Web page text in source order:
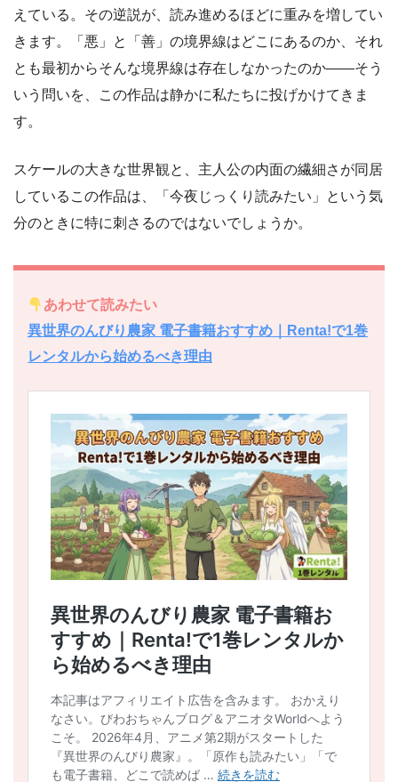
えている。その逆説が、読み進めるほどに重みを増してい
きます。「悪」と「善」の境界線はどこにあるのか、それ
とも最初からそんな境界線は存在しなかったのか――そう
いう問いを、この作品は静かに私たちに投げかけてきま
す。
スケールの大きな世界観と、主人公の内面の繊細さが同居
しているこの作品は、「今夜じっくり読みたい」という気
分のときに特に刺さるのではないでしょうか。
あわせて読みたい
異世界のんびり農家 電子書籍おすすめ｜Renta!で1巻
レンタルから始めるべき理由